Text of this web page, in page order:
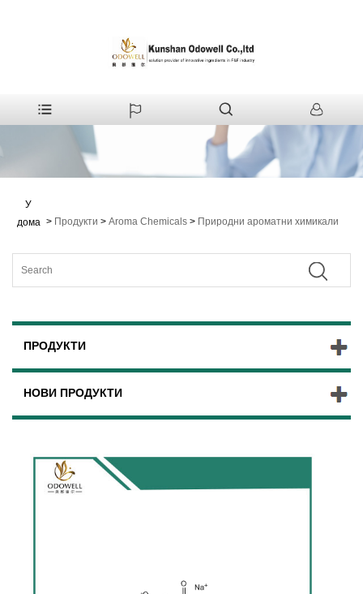
У
дома > Продукти > Aroma Chemicals > Природни ароматни химикали
ПРОДУКТИ
НОВИ ПРОДУКТИ